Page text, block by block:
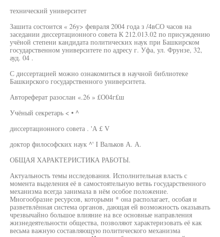
технический университет
Зашита состоится « 26у> февраля 2004 года з /4вСО часов на
заседании диссертационного совета К 212.013.02 по присуждению
учёной степени кандидата политических наук при Башкирском
государственном университете по адресу г. Уфа, ул. Фрунзе, 32,
ауд. 04 .
С диссертацией можно ознакомиться в научной библиотеке
Башкирского государственного университета.
Автореферат разослан «.26 » £О04г£ш
Учёный секретарь < • ^
диссертационного совета . 'А £ V
доктор философских наук ^' I Вальков А. А.
ОБЩАЯ ХАРАКТЕРИСТИКА РАБОТЫ.
Актуальность темы исследования. Исполнительная власть с
момента выделения её в самостоятельную ветвь государственного
механизма всегда занимала в нём особое положение.
Многообразие ресурсов, которыми * она располагает, особая и
разветвлённая система органов, дающая ей возможность оказывать
чрезвычайно большое влияние на все основные направления
жизнедеятельности общества, позволяют характеризовать её как
весьма важную составляющую политического механизма